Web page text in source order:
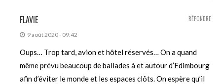
FLAVIE
9 août 2020 - 09:42
Oups… Trop tard, avion et hôtel réservés… On a quand
même prévu beaucoup de ballades à et autour d’Edimbourg
afin d’éviter le monde et les espaces clôts. On espère qu’il
RÉPONDRE